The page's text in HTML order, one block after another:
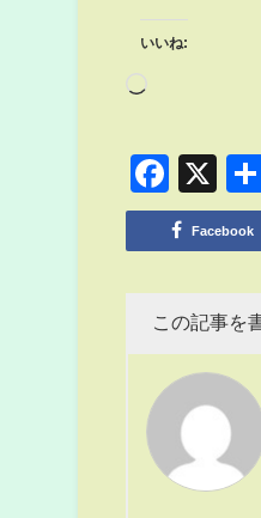
いいね:
X
Facebook
この記事を